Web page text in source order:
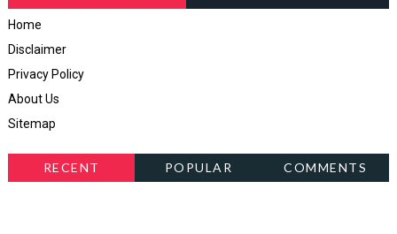
Home
Disclaimer
Privacy Policy
About Us
Sitemap
RECENT POPULAR COMMENTS